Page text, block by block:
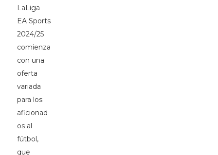
LaLiga
EA Sports
2024/25
comienza
con una
oferta
variada
para los
aficionad
os al
fútbol,
que